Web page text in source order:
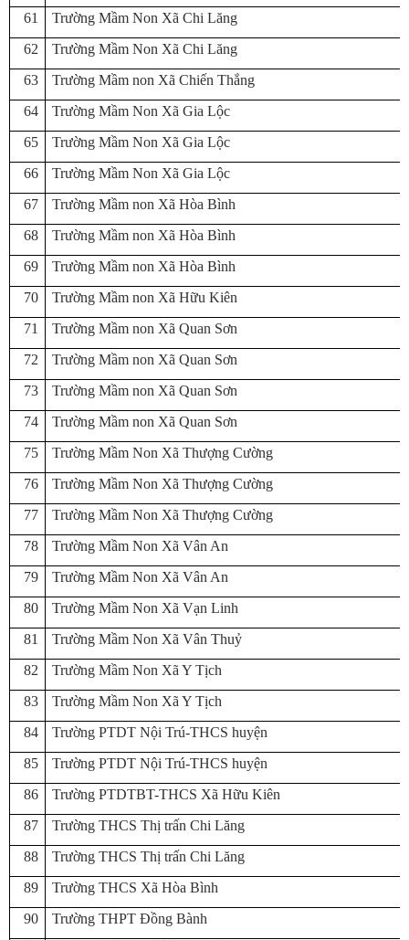
61
Trường Mầm Non Xã Chi Lăng
62
Trường Mầm Non Xã Chi Lăng
63
Trường Mầm non Xã Chiến Thắng
64
Trường Mầm Non Xã Gia Lộc
65
Trường Mầm Non Xã Gia Lộc
66
Trường Mầm Non Xã Gia Lộc
67
Trường Mầm non Xã Hòa Bình
68
Trường Mầm non Xã Hòa Bình
69
Trường Mầm non Xã Hòa Bình
70
Trường Mầm non Xã Hữu Kiên
71
Trường Mầm non Xã Quan Sơn
72
Trường Mầm non Xã Quan Sơn
73
Trường Mầm non Xã Quan Sơn
74
Trường Mầm non Xã Quan Sơn
75
Trường Mầm Non Xã Thượng Cường
76
Trường Mầm Non Xã Thượng Cường
77
Trường Mầm Non Xã Thượng Cường
78
Trường Mầm Non Xã Vân An
79
Trường Mầm Non Xã Vân An
80
Trường Mầm Non Xã Vạn Linh
81
Trường Mầm Non Xã Vân Thuỷ
82
Trường Mầm Non Xã Y Tịch
83
Trường Mầm Non Xã Y Tịch
84
Trường PTDT Nội Trú-THCS huyện
85
Trường PTDT Nội Trú-THCS huyện
86
Trường PTDTBT-THCS Xã Hữu Kiên
87
Trường THCS Thị trấn Chi Lăng
88
Trường THCS Thị trấn Chi Lăng
89
Trường THCS Xã Hòa Bình
90
Trường THPT Đồng Bành